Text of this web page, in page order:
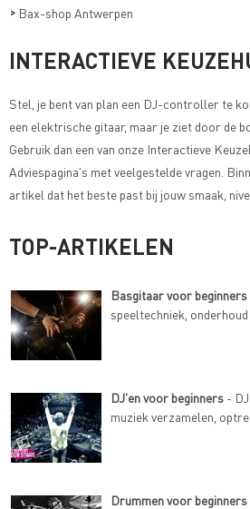
> Bax-shop Antwerpen
INTERACTIEVE
Stel, je bent van plan een DJ-controller te
een elektrische gitaar, maar je ziet door de
Gebruik dan een van onze Interactieve
Adviespagina's met veelgestelde vragen .
artikel dat het beste past bij jouw smaak,
TOP-ARTIKELEN
Basgitaar voor beginners
speeltechniek,
DJ'en voor beginners -
muziek verzamelen,
Drummen voor beginners